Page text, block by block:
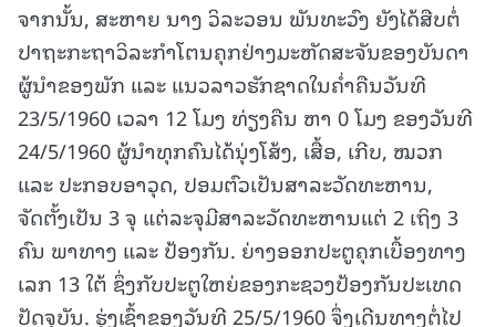
ຈາກນັ້ນ, ສະຫາຍ ນາງ ວິລະວອນ ພັນທະວົງ ຍັງໄດ້ສືບຕໍ່
ປາຖະກະຖາວິລະກໍາໂຕນຄຸກຢ່າງມະຫັດສະຈັນຂອງບັນດາ
ຜູ້ນໍາຂອງພັກ ແລະ ແນວລາວຮັກຊາດໃນຄໍ່າຄືນວັນທີ
23/5/1960 ເວລາ 12 ໂມງ ທ່ຽງຄືນ ຫາ 0 ໂມງ ຂອງວັນທີ
24/5/1960 ຜູ້ນໍາທຸກຄົນໄດ້ນຸ່ງໂສ້ງ, ເສື້ອ, ເກີບ, ໝວກ
ແລະ ປະກອບອາວຸດ, ປອມຕົວເປັນສາລະວັດທະຫານ,
ຈັດຕັ້ງເປັນ 3 ຈຸ ແຕ່ລະຈຸມີສາລະວັດທະຫານແຕ່ 2 ເຖິງ 3
ຄົນ ພາທາງ ແລະ ປ້ອງກັນ. ຍ່າງອອກປະຕູຄຸກເບື້ອງທາງ
ເລກ 13 ໃຕ້ ຊຶ່ງກັບປະຕູໃຫຍ່ຂອງກະຊວງປ້ອງກັນປະເທດ
ປັດຈຸບັນ. ຮຸ່ງເຊົ້າຂອງວັນທີ 25/5/1960 ຈຶ່ງເດີນທາງຕໍ່ໄປ